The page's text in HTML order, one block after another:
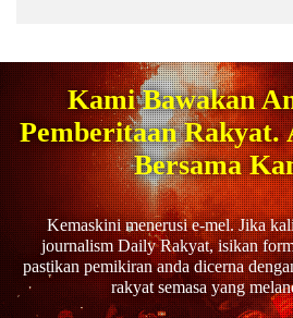
Kami Bawakan
Pemberitaan Rakyat.
Bersama
Kemaskini menerusi e-mel. Jika
journalism Daily Rakyat, isikan
pastikan pemikiran anda dicerna
rakyat semasa yang